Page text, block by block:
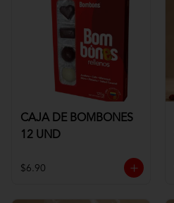
CAJA DE BOMBONES
12 UND
$6.90